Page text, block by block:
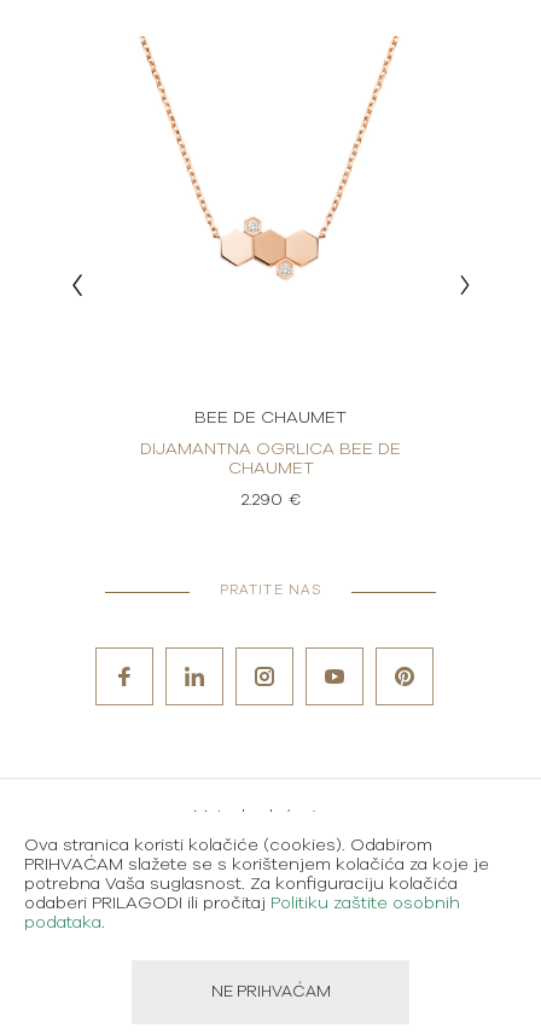
BEE DE CHAUMET
DIJAMANTNA OGRLICA BEE DE
CHAUMET
2.290 €
PRATITE NAS
Metode plaćanja
Karijere
Uvjeti korištenja
Ova stranica koristi kolačiće (cookies). Odabirom
PRIHVAĆAM slažete se s korištenjem kolačića za koje je
potrebna Vaša suglasnost. Za konfiguraciju kolačića
odaberi PRILAGODI ili pročitaj Politiku zaštite osobnih
podataka.
NE PRIHVAĆAM